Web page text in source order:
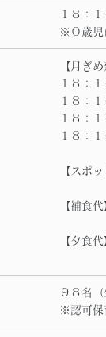
１８：
※０歳
【月ぎ
１８：
１８：
１８：
１８：
【スポ
【補食
【夕食
９８名
※認可保